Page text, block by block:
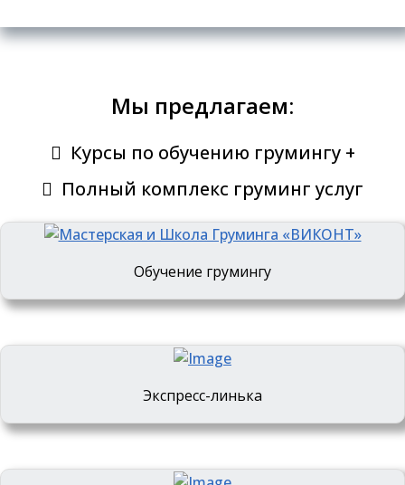
Мы предлагаем:
Курсы по обучению грумингу +
Полный комплекс груминг услуг
Обучение грумингу
Экспресс-линька